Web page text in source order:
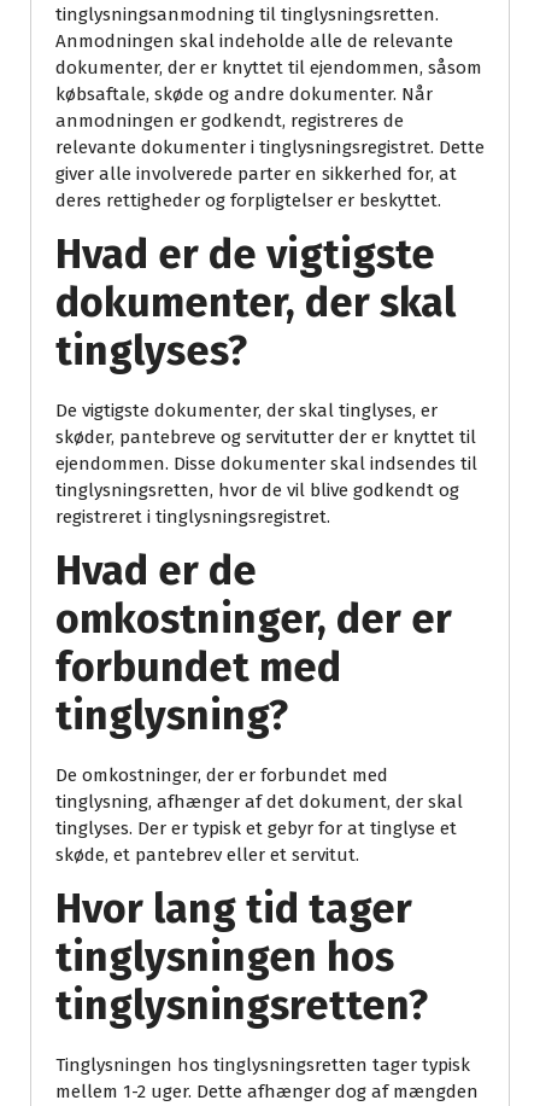
tinglysningsanmodning til tinglysningsretten.
Anmodningen skal indeholde alle de relevante
dokumenter, der er knyttet til ejendommen, såsom
købsaftale, skøde og andre dokumenter. Når
anmodningen er godkendt, registreres de
relevante dokumenter i tinglysningsregistret. Dette
giver alle involverede parter en sikkerhed for, at
deres rettigheder og forpligtelser er beskyttet.
Hvad er de vigtigste
dokumenter, der skal
tinglyses?
De vigtigste dokumenter, der skal tinglyses, er
skøder, pantebreve og servitutter der er knyttet til
ejendommen. Disse dokumenter skal indsendes til
tinglysningsretten, hvor de vil blive godkendt og
registreret i tinglysningsregistret.
Hvad er de
omkostninger, der er
forbundet med
tinglysning?
De omkostninger, der er forbundet med
tinglysning, afhænger af det dokument, der skal
tinglyses. Der er typisk et gebyr for at tinglyse et
skøde, et pantebrev eller et servitut.
Hvor lang tid tager
tinglysningen hos
tinglysningsretten?
Tinglysningen hos tinglysningsretten tager typisk
mellem 1-2 uger. Dette afhænger dog af mængden